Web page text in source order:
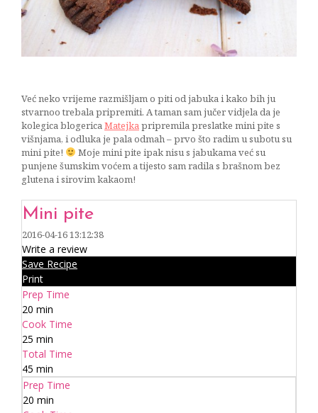
Već neko vrijeme razmišljam o piti od jabuka i kako bih ju
stvarnoo trebala pripremiti. A taman sam jučer vidjela da je
kolegica blogericaMatejkapripremila preslatke mini pite s
višnjama, i odluka je pala odmah – prvo što radim u subotu su
mini pite!
Moje mini pite ipak nisu s jabukama već su
punjene šumskim voćem a tijesto sam radila s brašnom bez
glutena i sirovim kakaom!
Mini pite
2016-04-16 13:12:38
Write a review
Save Recipe
Print
Prep Time
20 min
Cook Time
25 min
Total Time
45 min
Prep Time
20 min